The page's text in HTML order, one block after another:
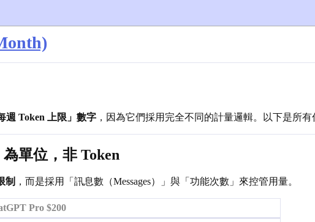
週 Token 上限」數字 ，因為它們採用完全不同的計量邏輯。以下是所有
單位，非 Token
制 ，而是採用「訊息數（Messages）」與「功能次數」來控管用量。
Pro $200